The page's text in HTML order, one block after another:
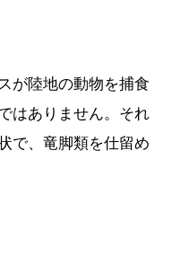
が陸地の動物を捕食
はありません。それ
で、竜脚類を仕留め